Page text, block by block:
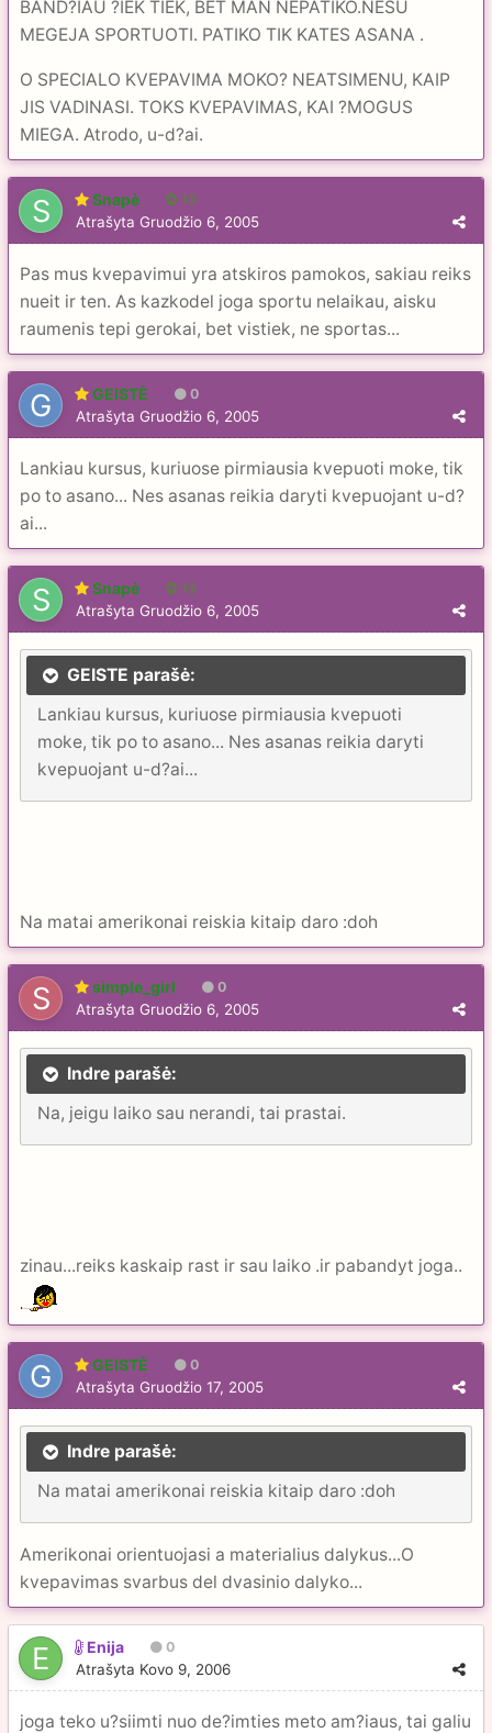
BAND?IAU ?IEK TIEK, BET MAN NEPATIKO.NESU
MEGEJA SPORTUOTI. PATIKO TIK KATES ASANA .
O SPECIALO KVEPAVIMA MOKO? NEATSIMENU, KAIP
JIS VADINASI. TOKS KVEPAVIMAS, KAI ?MOGUS
MIEGA. Atrodo, u-d?ai.
Snapė 13
Atrašyta Gruodžio 6, 2005
Pas mus kvepavimui yra atskiros pamokos, sakiau reiks
nueit ir ten. As kazkodel joga sportu nelaikau, aisku
raumenis tepi gerokai, bet vistiek, ne sportas...
GEISTĖ 0
Atrašyta Gruodžio 6, 2005
Lankiau kursus, kuriuose pirmiausia kvepuoti moke, tik
po to asano... Nes asanas reikia daryti kvepuojant u-d?
ai...
Snapė 13
Atrašyta Gruodžio 6, 2005
GEISTE parašė:
Lankiau kursus, kuriuose pirmiausia kvepuoti
moke, tik po to asano... Nes asanas reikia daryti
kvepuojant u-d?ai...
Na matai amerikonai reiskia kitaip daro :doh
simple_girl 0
Atrašyta Gruodžio 6, 2005
Indre parašė:
Na, jeigu laiko sau nerandi, tai prastai.
zinau...reiks kaskaip rast ir sau laiko .ir pabandyt joga..
GEISTĖ 0
Atrašyta Gruodžio 17, 2005
Indre parašė:
Na matai amerikonai reiskia kitaip daro :doh
Amerikonai orientuojasi a materialius dalykus...O
kvepavimas svarbus del dvasinio dalyko...
Enija 0
Atrašyta Kovo 9, 2006
joga teko u?siimti nuo de?imties meto am?iaus, tai galiu